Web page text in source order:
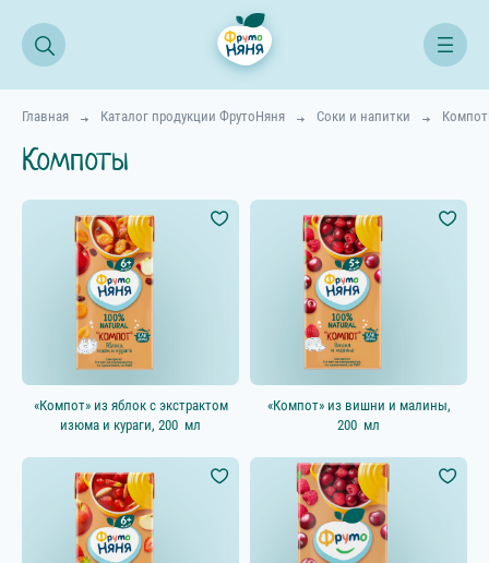
Главная Каталог продукции ФрутоНяня Соки и напитки
Компоты
Все продукты
Начинаем прикорм
Возраст ребёнка
4–5 мес.
6–8 мес.
9–11 мес.
18+ мес.
Категории
«Компот» из яблок с экстрактом
изюма и кураги, 200 мл
«Компот» из вишни и малины,
200 мл